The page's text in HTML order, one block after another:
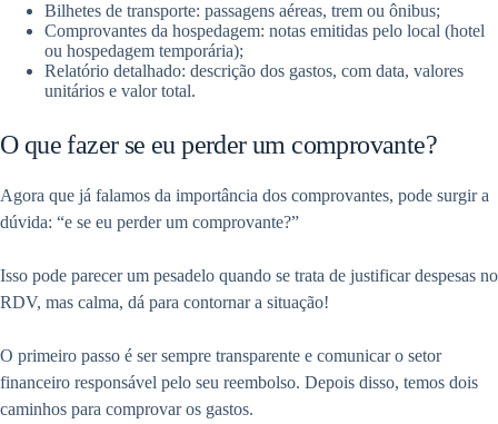
Bilhetes de transporte: passagens aéreas, trem ou ônibus;
Comprovantes da hospedagem: notas emitidas pelo local (hotel
ou hospedagem temporária);
Relatório detalhado: descrição dos gastos, com data, valores
unitários e valor total.
O que fazer se eu perder um comprovante?
Agora que já falamos da importância dos comprovantes, pode surgir a
dúvida: “e se eu perder um comprovante?”
Isso pode parecer um pesadelo quando se trata de justificar despesas no
RDV, mas calma, dá para contornar a situação!
O primeiro passo é ser sempre transparente e comunicar o setor
financeiro responsável pelo seu reembolso. Depois disso, temos dois
caminhos para comprovar os gastos.